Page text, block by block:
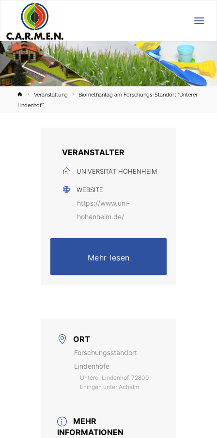
HomeVeranstaltung
Biomethantag am Forschungs-Standort “Unterer
Lindenhof”
VERANSTALTER
UNIVERSITÄT HOHENHEIM
WEBSITE
https://www.uni-
hohenheim.de/
Mehr lesen
ORT
Forschungsstandort
Lindenhöfe
Unterer Lindenhof, 72800
Eningen unter Achalm
MEHR
INFORMATIONEN